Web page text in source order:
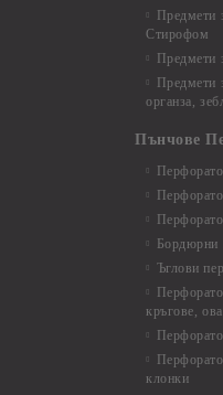
Предмети
Стирофом
Предмети
Предмети
органза,
Пънчове
Бордюрни
Ъглови
кръгове,
клонки